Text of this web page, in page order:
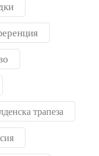
трапеза